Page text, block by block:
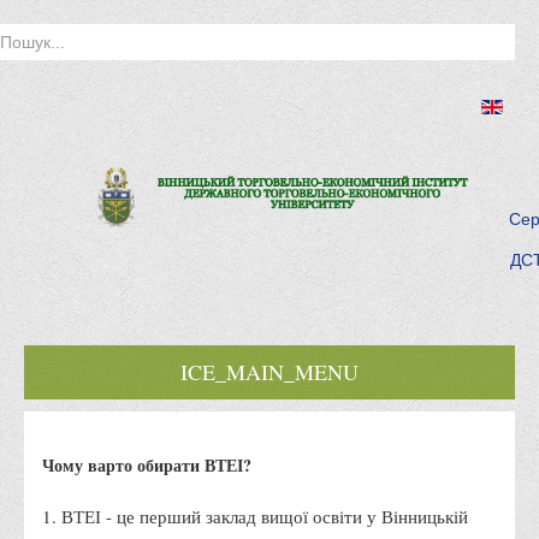
ICE_MAIN_MENU
Історія інституту
Чому варто обирати ВТЕІ?
1. ВТЕІ - це перший заклад вищої освіти у Вінницькій